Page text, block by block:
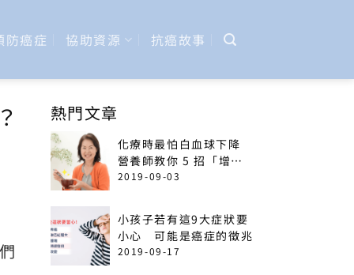
防癌症 協助資源 抗癌故事
熱門文章
化療時最怕白血球下降
營養師教你 5 招「增加
免疫力」菜單
2019-09-03
小孩子若有這9大症狀要
小心 可能是癌症的徵兆
2019-09-17